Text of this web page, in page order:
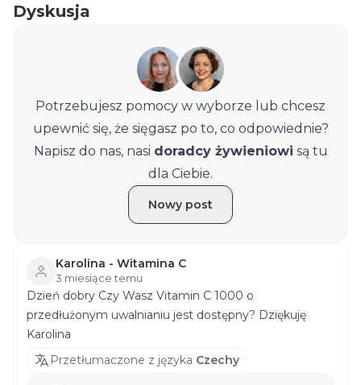
Dyskusja
Potrzebujesz pomocy w wyborze lub chcesz
upewnić się, że sięgasz po to, co odpowiednie?
Napisz do nas, nasi doradcy żywieniowi są tu
dla Ciebie.
Nowy post
Karolina - Witamina C
3 miesiące temu
Dzień dobry Czy Wasz Vitamin C 1000 o
przedłużonym uwalnianiu jest dostępny? Dziękuję
Karolina
Przetłumaczone z języka Czechy